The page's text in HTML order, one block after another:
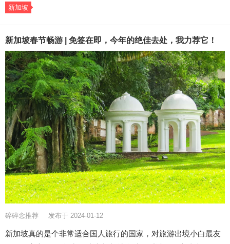
新加坡
新加坡春节畅游 | 免签在即，今年的绝佳去处，我力荐它！
碎碎念推荐 发布于 2024-01-12
新加坡真的是个非常适合国人旅行的国家，对旅游出境小白最友